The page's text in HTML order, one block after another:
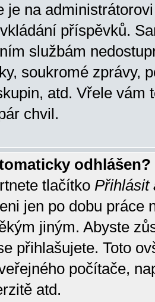
je na
příspěvků.
službám
soukromé zprávy,
atd. Vřele vám
chvil.
odhlášen?
tlačítko Přihlásit
jen po dobu práce
jiným. Abyste
přihlašujete. Toto
počítače,
atd.